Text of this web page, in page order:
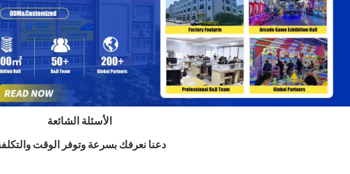
الأسئلة الشائعة
دعنا نعرفك بسرعة وتوفر الوقت